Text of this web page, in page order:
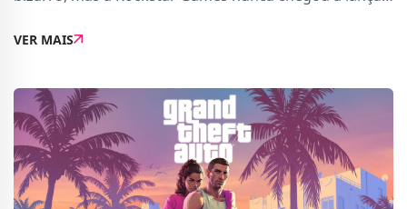
quando no ano passado anunciou e lançou versões
VER MAIS